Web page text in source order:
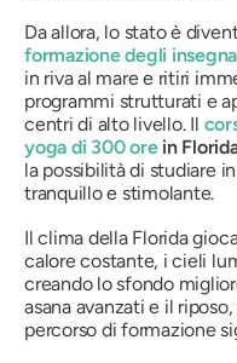
Da allora, lo stato è
formazione degli
in riva al mare e ritiri
programmi strutturati e
centri di alto livello. Il
yoga di 300 orein
la possibilità di studiare
tranquillo e stimolante.
Il clima della Florida
calore costante, i cieli
creando lo sfondo
asana avanzati e il
percorso di formazione